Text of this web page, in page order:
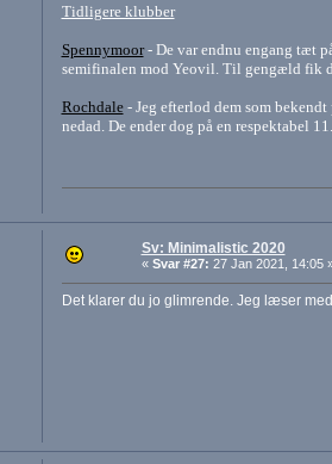
Tidligere klubber
Spennymoor- De var endnu engang tæt
semifinalen mod Yeovil. Til gengæld fik
Rochdale- Jeg efterlod dem som
nedad. De ender dog på en respektabel
Sv: Minimalistic 2020
« Svar #27: 27 Jan 2021, 14:05
Det klarer du jo glimrende. Jeg læser